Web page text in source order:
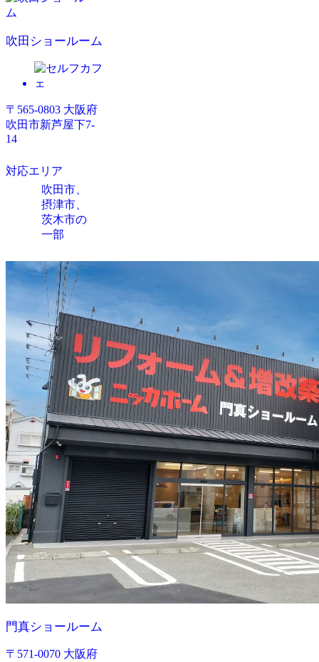
吹田ショールーム
〒565-0803 大阪府
吹田市新芦屋下7-
14
対応エリア
吹田市、
摂津市、
茨木市の
一部
門真ショールーム
〒571-0070 大阪府